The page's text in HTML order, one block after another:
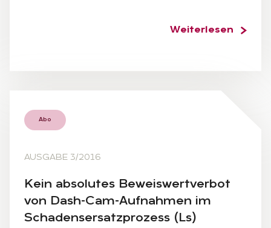
Weiterlesen
Abo
AUSGABE 3/2016
Kein ab­so­lu­tes Be­weis­wert­ver­bot
von Dash-Cam-Auf­nah­men im
Scha­dens­er­satz­pro­zess (Ls)